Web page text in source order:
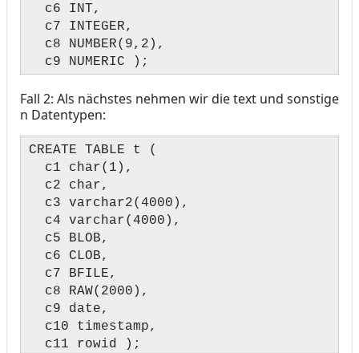
c6 INT,
c7 INTEGER,
c8 NUMBER(9,2),
c9 NUMERIC );
Fall 2: Als nächstes nehmen wir die text und sonstige
n Datentypen:
CREATE TABLE t (
c1 char(1),
c2 char,
c3 varchar2(4000),
c4 varchar(4000),
c5 BLOB,
c6 CLOB,
c7 BFILE,
c8 RAW(2000),
c9 date,
c10 timestamp,
c11 rowid );